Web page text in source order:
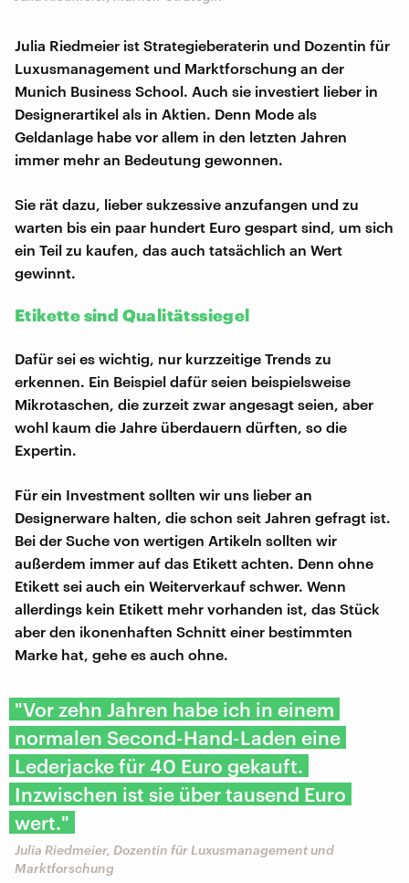
Julia Riedmeier ist Strategieberaterin und Dozentin für
Luxusmanagement und Marktforschung an der
Munich Business School. Auch sie investiert lieber in
Designerartikel als in Aktien. Denn Mode als
Geldanlage habe vor allem in den letzten Jahren
immer mehr an Bedeutung gewonnen.
Sie rät dazu, lieber sukzessive anzufangen und zu
warten bis ein paar hundert Euro gespart sind, um sich
ein Teil zu kaufen, das auch tatsächlich an Wert
gewinnt.
Etikette sind Qualitätssiegel
Dafür sei es wichtig, nur kurzzeitige Trends zu
erkennen. Ein Beispiel dafür seien beispielsweise
Mikrotaschen, die zurzeit zwar angesagt seien, aber
wohl kaum die Jahre überdauern dürften, so die
Expertin.
Für ein Investment sollten wir uns lieber an
Designerware halten, die schon seit Jahren gefragt ist.
Bei der Suche von wertigen Artikeln sollten wir
außerdem immer auf das Etikett achten. Denn ohne
Etikett sei auch ein Weiterverkauf schwer. Wenn
allerdings kein Etikett mehr vorhanden ist, das Stück
aber den ikonenhaften Schnitt einer bestimmten
Marke hat, gehe es auch ohne.
"Vor zehn Jahren habe ich in einem
normalen Second-Hand-Laden eine
Lederjacke für 40 Euro gekauft.
Inzwischen ist sie über tausend Euro
wert."
Julia Riedmeier, Dozentin für Luxusmanagement und
Marktforschung